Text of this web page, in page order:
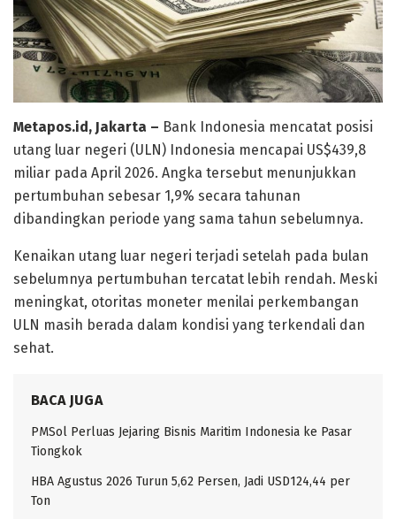
Metapos.id, Jakarta – Bank Indonesia mencatat posisi
utang luar negeri (ULN) Indonesia mencapai US$439,8
miliar pada April 2026. Angka tersebut menunjukkan
pertumbuhan sebesar 1,9% secara tahunan
dibandingkan periode yang sama tahun sebelumnya.
Kenaikan utang luar negeri terjadi setelah pada bulan
sebelumnya pertumbuhan tercatat lebih rendah. Meski
meningkat, otoritas moneter menilai perkembangan
ULN masih berada dalam kondisi yang terkendali dan
sehat.
BACA JUGA
PMSol Perluas Jejaring Bisnis Maritim Indonesia ke Pasar
Tiongkok
HBA Agustus 2026 Turun 5,62 Persen, Jadi USD124,44 per
Ton